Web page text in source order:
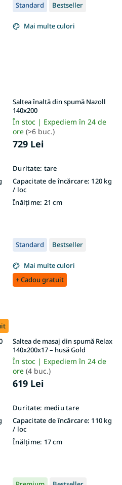
Standard Bestseller
Mai multe culori
Saltea înaltă din spumă Nazoll
140x200
În stoc | Expediem în 24 de
ore (>6 buc.)
729 Lei
Duritate: tare
Capacitate de încărcare: 120 kg
/ loc
Înălțime: 21 cm
Standard Bestseller
Mai multe culori
+ Cadou gratuit
Saltea de masaj din spumă Relax
140x200x17 – husă Gold
În stoc | Expediem în 24 de
ore (4 buc.)
619 Lei
Duritate: mediu tare
Capacitate de încărcare: 110 kg
/ loc
Înălțime: 17 cm